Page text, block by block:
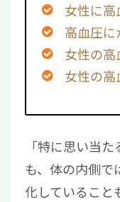
女性に
高血圧
女性の
女性の
「特に思い当
も、体の内側で
化していること